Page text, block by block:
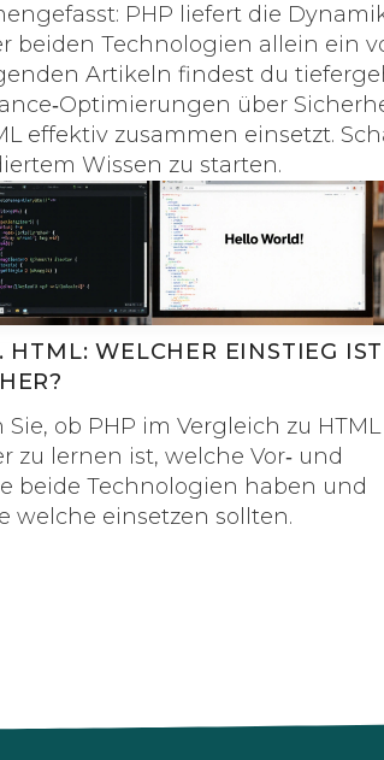
PHP liefert die
beiden Technologien allein ein
Artikeln findest du
über
effektiv zusammen einsetzt.
Wissen zu starten.
HTML: WELCHER EINSTIEG IST
Sie, ob PHP im Vergleich zu HTML
zu lernen ist, welche Vor‑ und
beide Technologien haben und
welche einsetzen sollten.